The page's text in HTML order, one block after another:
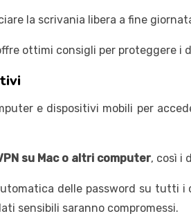
la scrivania libera a fine
ottimi consigli per proteggere i
e dispositivi mobili per
su Mac o altri computer, così i
delle password su tutti
sensibili saranno compromessi.